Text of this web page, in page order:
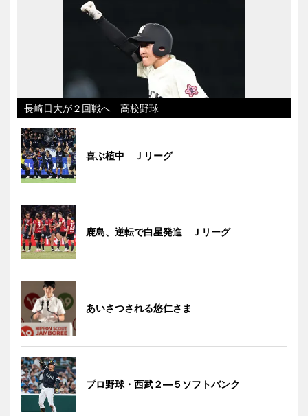
長崎日大が２回戦へ 高校野球
喜ぶ植中 Ｊリーグ
鹿島、逆転で白星発進 Ｊリーグ
あいさつされる悠仁さま
プロ野球・西武２―５ソフトバンク